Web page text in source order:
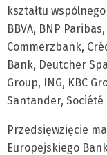
kształtu
BBVA, BNP
Commerzbank,
Bank, Deutcher
Group, ING, KBC
Santander, Société
Przedsięwzięcie
Europejskiego